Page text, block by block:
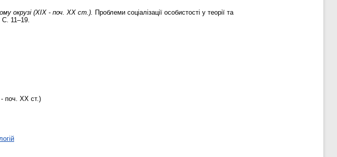
окрузі (ХІХ - поч. ХХ ст.). Проблеми соціалізації особистості у теорії та
С. 11–19.
- поч. ХХ ст.)